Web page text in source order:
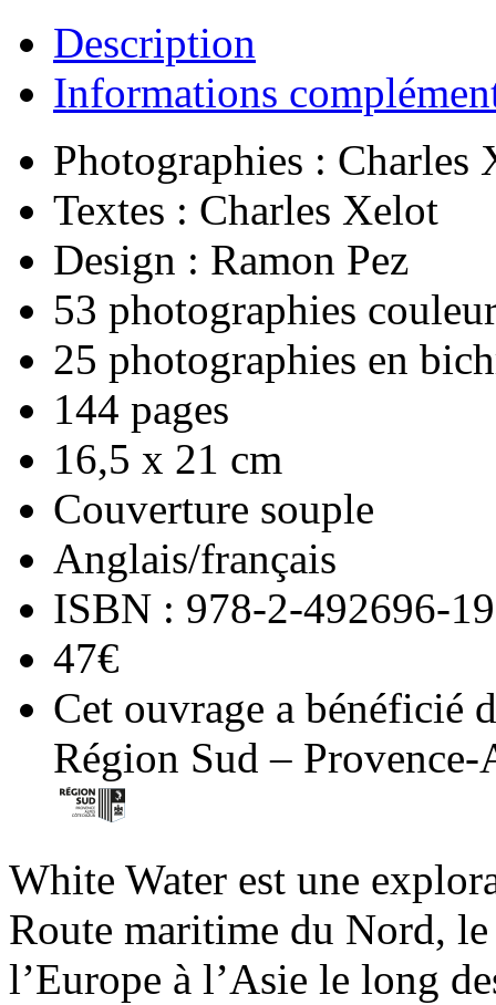
Description
Informations
Photographies : Charles
Textes : Charles Xelot
Design : Ramon Pez
53 photographies
25 photographies en
144 pages
16,5 x 21 cm
Couverture souple
Anglais/français
ISBN : 978-2-492696-
47€
Cet ouvrage a bénéficié
Région Sud –
White Water est une
Route maritime du Nord,
l’Europe à l’Asie le long